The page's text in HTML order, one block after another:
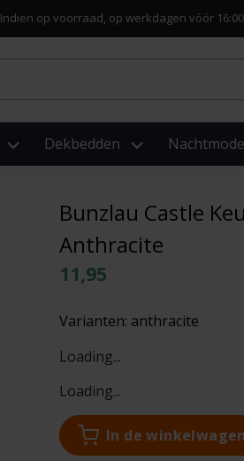
Indien op voorraad, op werkdagen vóór
Dekbedden Nachtmode
Bunzlau Castle
Anthracite
11,95
Varianten: anthracite
Loading...
Loading...
In de winkelwagen